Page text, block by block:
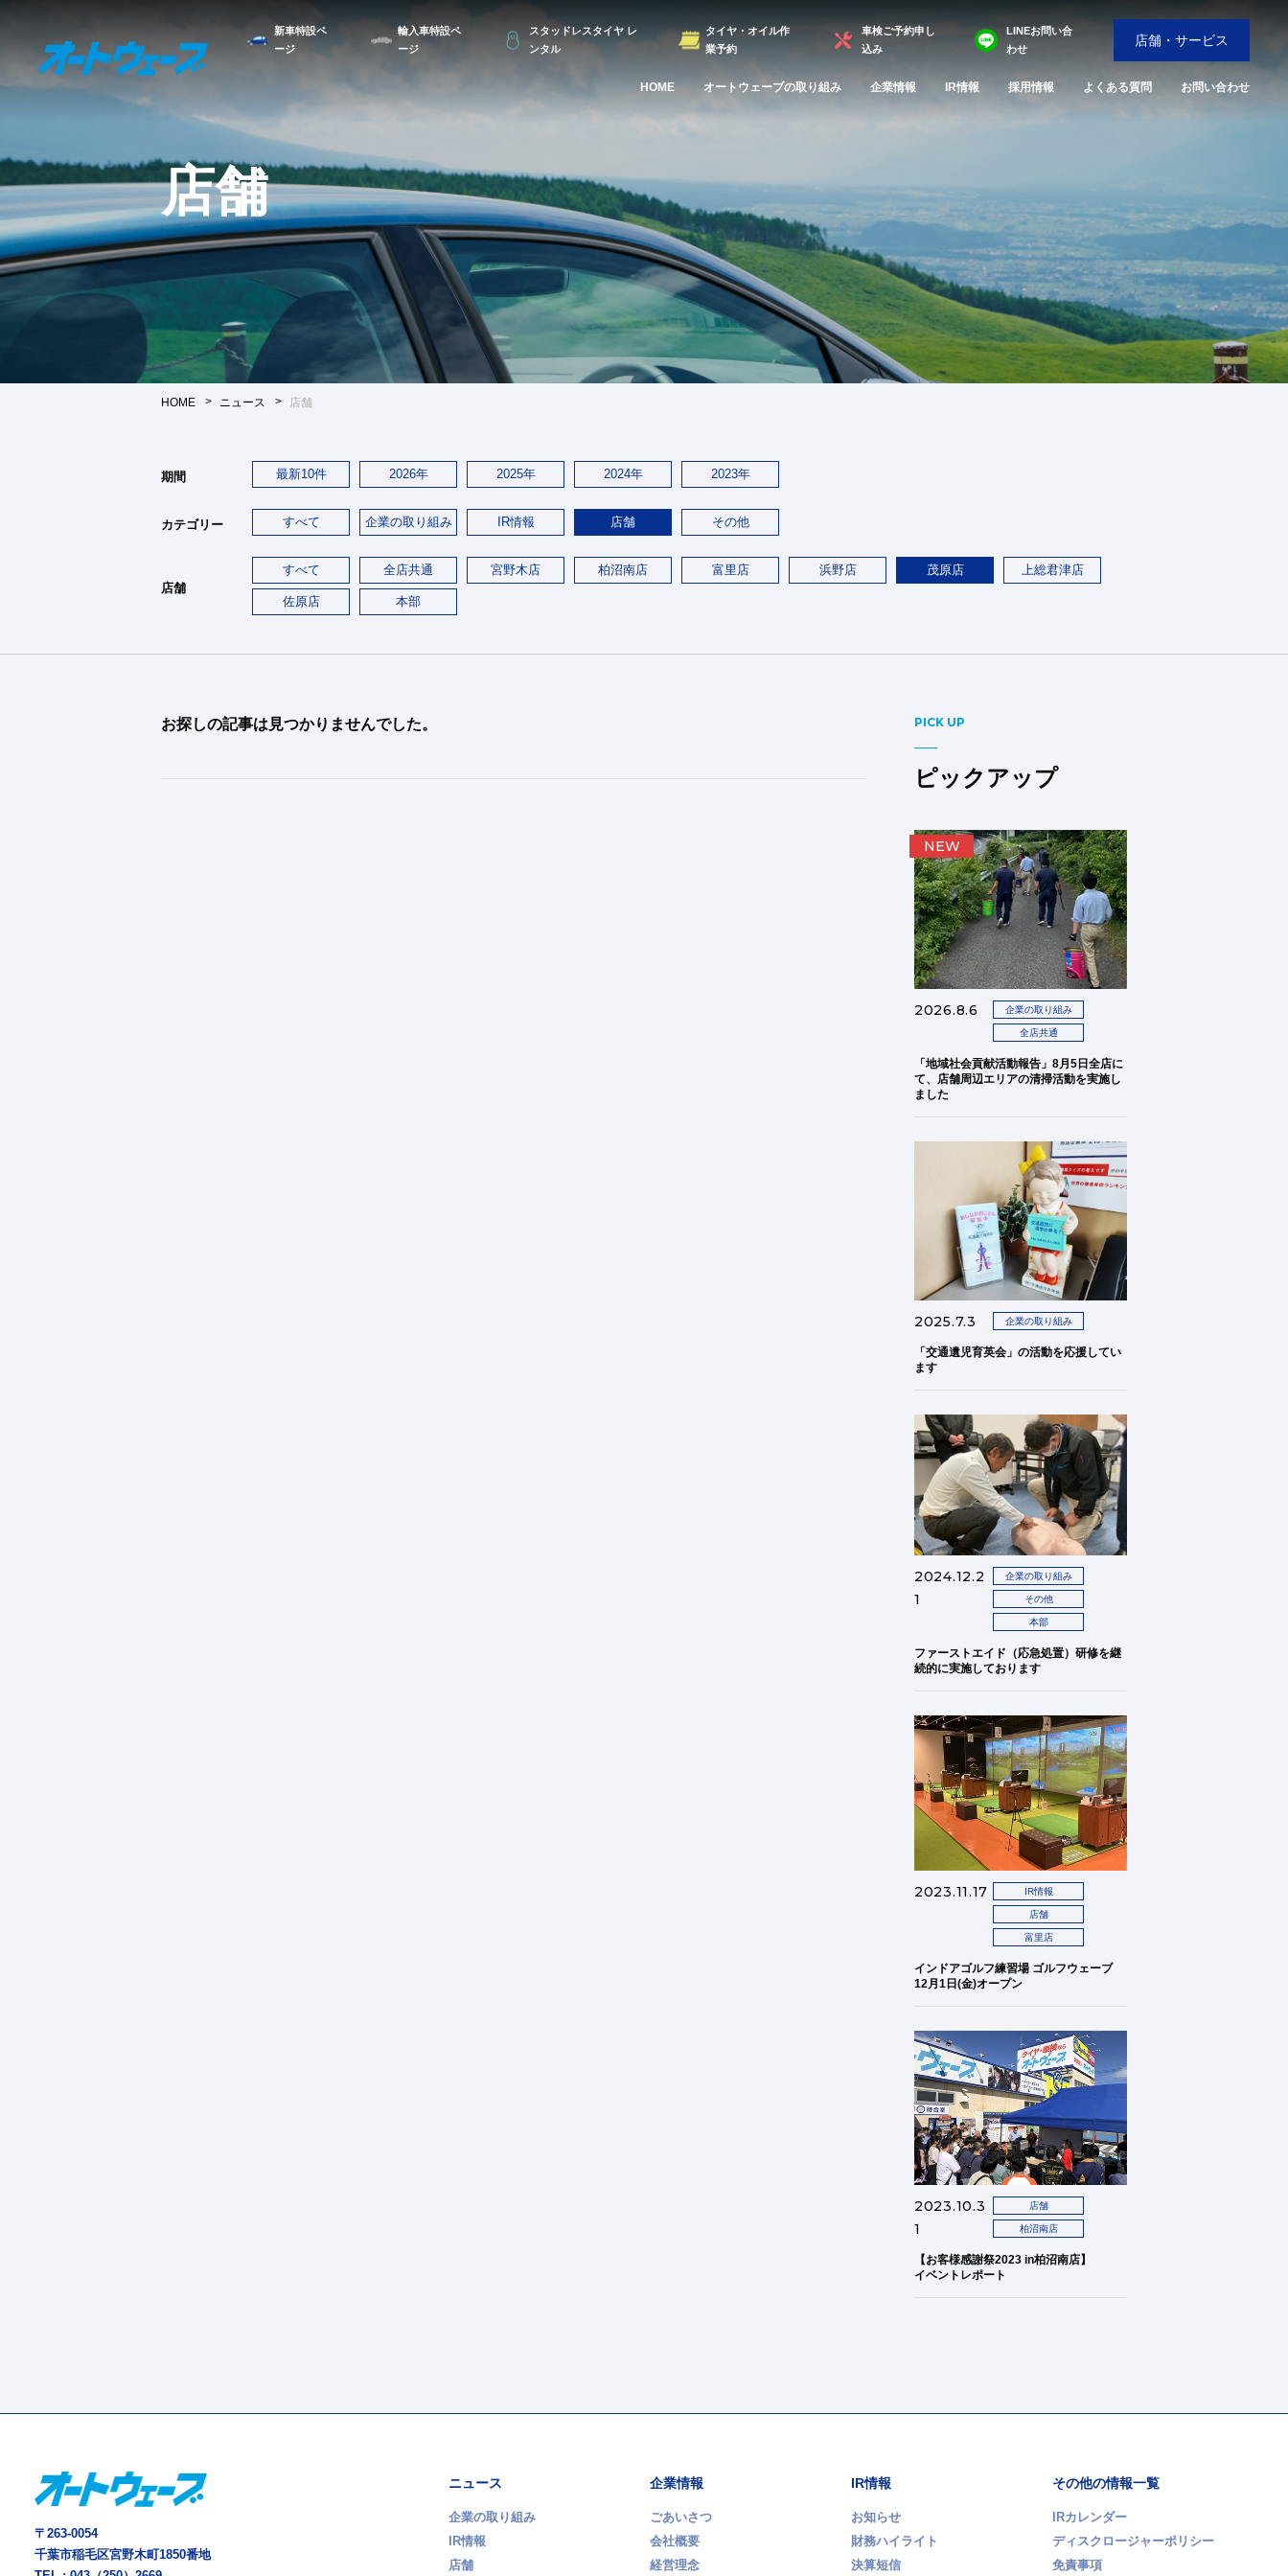
新車特設ペ
ージ
輸入車特設ペ
ージ
スタッドレスタイヤ レ
ンタル
タイヤ・オイル作
業予約
車検ご予約申し
込み
LINEお問い合
わせ
店舗・サービス
HOME オートウェーブの取り組み 企業情報 IR情報 採用情報 よくある質問 お問い合わせ
店舗
HOME ニュース 店舗
期間 最新10件 2026年 2025年 2024年 2023年
カテゴリー すべて 企業の取り組み IR情報 店舗 その他
店舗
すべて 全店共通 宮野木店 柏沼南店 富里店 浜野店 茂原店 上総君津店
佐原店 本部
お探しの記事は見つかりませんでした。 PICK UP
ピックアップ
2026.8.6 企業の取り組み
全店共通
「地域社会貢献活動報告」8月5日全店に
て、店舗周辺エリアの清掃活動を実施し
ました
NEW
2025.7.3 企業の取り組み
「交通遺児育英会」の活動を応援してい
ます
2024.12.2
1
企業の取り組み
その他
本部
ファーストエイド（応急処置）研修を継
続的に実施しております
2023.11.17 IR情報
店舗
富里店
インドアゴルフ練習場 ゴルフウェーブ
12月1日(金)オープン
2023.10.3
1
店舗
柏沼南店
【お客様感謝祭2023 in柏沼南店】
イベントレポート
〒263-0054
千葉市稲毛区宮野木町1850番地
ニュース
企業の取り組み
IR情報
店舗
企業情報
ごあいさつ
会社概要
経営理念
IR情報
お知らせ
財務ハイライト
決算短信
その他の情報一覧
IRカレンダー
ディスクロージャーポリシー
免責事項